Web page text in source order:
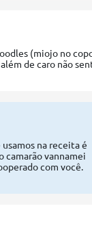
(miojo no
de caro não
na receita é
camarão vannamei
com você.